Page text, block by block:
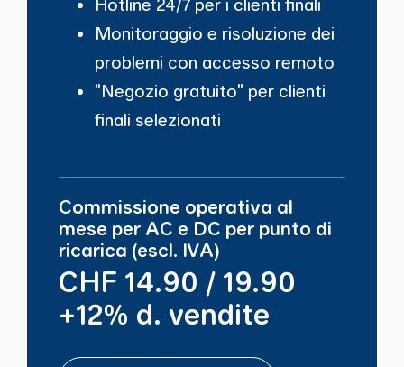
Hotline 24/7 per i clienti finali
Monitoraggio e risoluzione dei
problemi con accesso remoto
"Negozio gratuito" per clienti
finali selezionati
Commissione operativa al
mese per AC e DC per punto di
ricarica (escl. IVA)
CHF 14.90 / 19.90
+12% d. vendite